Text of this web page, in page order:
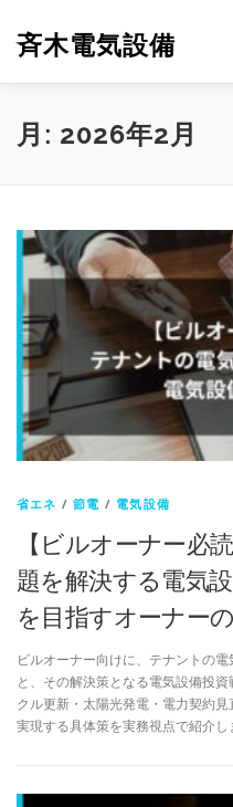
斉木電気設備
斉木電気設備について
月: 2026年2月
省エネ /節電 / 電気設備
【ビルオーナー必
題を解決する電気
を目指すオーナー
ビルオーナー向けに、テナントの
と、その解決策となる電気設備投
クル更新・太陽光発電・電力契約
実現する具体策を実務視点で紹介し